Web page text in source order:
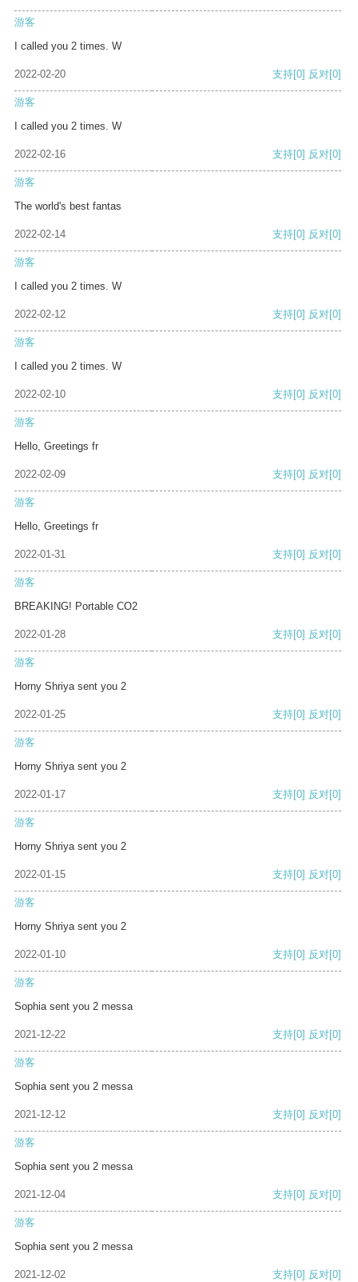
游客
I called you 2 times. W
2022-02-20 支持[0] 反对[0]
游客
I called you 2 times. W
2022-02-16 支持[0] 反对[0]
游客
The world's best fantas
2022-02-14 支持[0] 反对[0]
游客
I called you 2 times. W
2022-02-12 支持[0] 反对[0]
游客
I called you 2 times. W
2022-02-10 支持[0] 反对[0]
游客
Hello, Greetings fr
2022-02-09 支持[0] 反对[0]
游客
Hello, Greetings fr
2022-01-31 支持[0] 反对[0]
游客
BREAKING! Portable CO2
2022-01-28 支持[0] 反对[0]
游客
Horny Shriya sent you 2
2022-01-25 支持[0] 反对[0]
游客
Horny Shriya sent you 2
2022-01-17 支持[0] 反对[0]
游客
Horny Shriya sent you 2
2022-01-15 支持[0] 反对[0]
游客
Horny Shriya sent you 2
2022-01-10 支持[0] 反对[0]
游客
Sophia sent you 2 messa
2021-12-22 支持[0] 反对[0]
游客
Sophia sent you 2 messa
2021-12-12 支持[0] 反对[0]
游客
Sophia sent you 2 messa
2021-12-04 支持[0] 反对[0]
游客
Sophia sent you 2 messa
2021-12-02 支持[0] 反对[0]